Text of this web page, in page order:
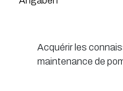
Acquérir les
maintenance de